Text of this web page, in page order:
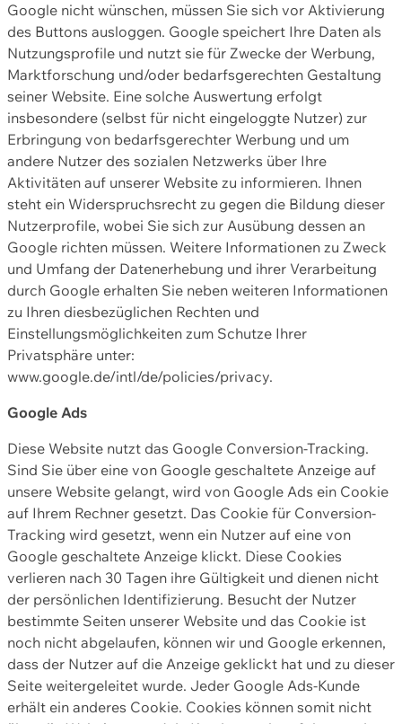
Google nicht wünschen, müssen Sie sich vor Aktivierung
des Buttons ausloggen. Google speichert Ihre Daten als
Nutzungsprofile und nutzt sie für Zwecke der Werbung,
Marktforschung und/oder bedarfsgerechten Gestaltung
seiner Website. Eine solche Auswertung erfolgt
insbesondere (selbst für nicht eingeloggte Nutzer) zur
Erbringung von bedarfsgerechter Werbung und um
andere Nutzer des sozialen Netzwerks über Ihre
Aktivitäten auf unserer Website zu informieren. Ihnen
steht ein Widerspruchsrecht zu gegen die Bildung dieser
Nutzerprofile, wobei Sie sich zur Ausübung dessen an
Google richten müssen. Weitere Informationen zu Zweck
und Umfang der Datenerhebung und ihrer Verarbeitung
durch Google erhalten Sie neben weiteren Informationen
zu Ihren diesbezüglichen Rechten und
Einstellungsmöglichkeiten zum Schutze Ihrer
Privatsphäre unter:
www.google.de/intl/de/policies/privacy.
Google Ads
Diese Website nutzt das Google Conversion-Tracking.
Sind Sie über eine von Google geschaltete Anzeige auf
unsere Website gelangt, wird von Google Ads ein Cookie
auf Ihrem Rechner gesetzt. Das Cookie für Conversion-
Tracking wird gesetzt, wenn ein Nutzer auf eine von
Google geschaltete Anzeige klickt. Diese Cookies
verlieren nach 30 Tagen ihre Gültigkeit und dienen nicht
der persönlichen Identifizierung. Besucht der Nutzer
bestimmte Seiten unserer Website und das Cookie ist
noch nicht abgelaufen, können wir und Google erkennen,
dass der Nutzer auf die Anzeige geklickt hat und zu dieser
Seite weitergeleitet wurde. Jeder Google Ads-Kunde
erhält ein anderes Cookie. Cookies können somit nicht